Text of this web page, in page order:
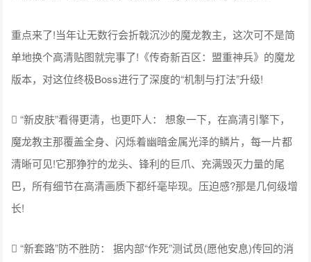
重点来了!当年让无数行会折戟沉沙的魔龙教主，这次可不是简
单地换个高清贴图就完事了!《传奇新百区：盟重神兵》的魔龙
版本，对这位终极Boss进行了深度的“机制与打法”升级!
 “新皮肤”看得更清，也更吓人： 想象一下，在高清引擎下，
魔龙教主那覆盖全身、闪烁着幽暗金属光泽的鳞片，每一片都
清晰可见!它那狰狞的龙头、锋利的巨爪、充满毁灭力量的尾
巴，所有细节在高清画质下都纤毫毕现。压迫感?那是几何级增
长!
 “新套路”防不胜防： 据内部“作死”测试员(愿他安息)传回的消